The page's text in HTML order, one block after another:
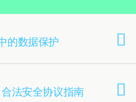
的数据保护
法安全协议指南